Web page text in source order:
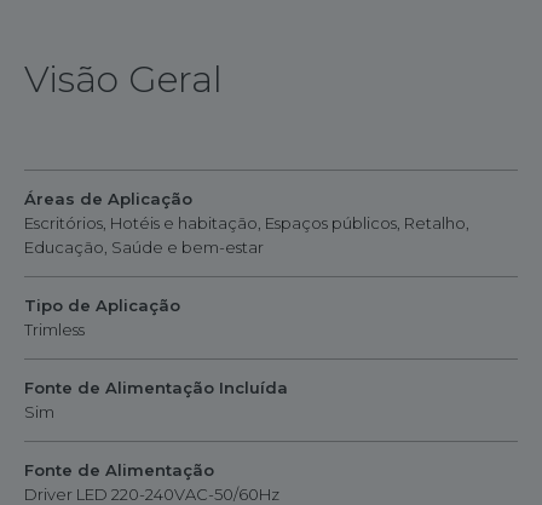
Visão Geral
Áreas de Aplicação
Escritórios, Hotéis e habitação, Espaços públicos, Retalho,
Educação, Saúde e bem-estar
Tipo de Aplicação
Trimless
Fonte de Alimentação Incluída
Sim
Fonte de Alimentação
Driver LED 220-240VAC-50/60Hz